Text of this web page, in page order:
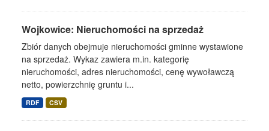
Wojkowice: Nieruchomości na sprzedaż
Zbiór danych obejmuje nieruchomości gminne wystawione
na sprzedaż. Wykaz zawiera m.in. kategorię
nieruchomości, adres nieruchomości, cenę wywoławczą
netto, powierzchnię gruntu i...
RDF CSV